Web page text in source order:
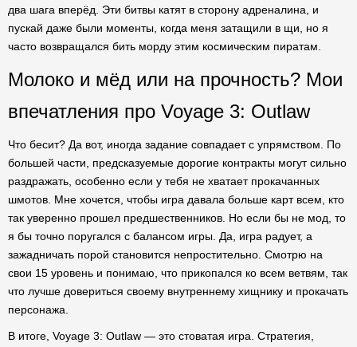
два шага вперёд. Эти битвы катят в сторону адреналина, и
пускай даже были моменты, когда меня затащили в щи, но я
часто возвращался бить морду этим космическим пиратам.
Молоко и мёд или на прочность? Мои
впечатления про Voyage 3: Outlaw
Что бесит? Да вот, иногда задание совпадает с упрямством. По
большей части, предсказуемые дорогие контракты могут сильно
раздражать, особенно если у тебя не хватает прокачанных
шмотов. Мне хочется, чтобы игра давала больше карт всем, кто
так уверенно прошел предшественников. Но если бы не мод, то
я бы точно поругался с балансом игры. Да, игра радует, а
зажадничать порой становится непростительно. Смотрю на
свои 15 уровень и понимаю, что прикопался ко всем ветвям, так
что лучше довериться своему внутреннему хищнику и прокачать
персонажа.
В итоге, Voyage 3: Outlaw — это стоватая игра. Стратегия,